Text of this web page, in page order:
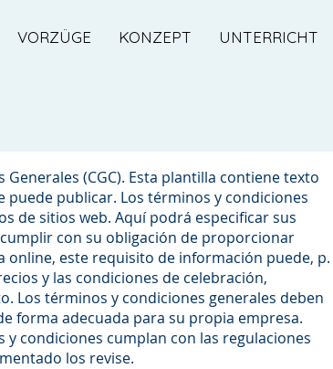
VORZÜGE KONZEPT UNTERRICHT
(CGC). Esta plantilla contiene texto
puede publicar. Los términos y condiciones
de sitios web. Aquí podrá especificar sus
con su obligación de proporcionar
online, este requisito de información puede, p.
y las condiciones de celebración,
Los términos y condiciones generales deben
forma adecuada para su propia empresa.
condiciones cumplan con las regulaciones
los revise.